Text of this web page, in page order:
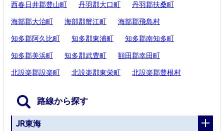
西春日井郡豊山町 丹羽郡大口町 丹羽郡扶桑町
海部郡大治町 海部郡蟹江町 海部郡飛島村
知多郡阿久比町 知多郡東浦町 知多郡南知多町
知多郡美浜町 知多郡武豊町 額田郡幸田町
北設楽郡設楽町 北設楽郡東栄町 北設楽郡豊根村
路線から探す
JR東海